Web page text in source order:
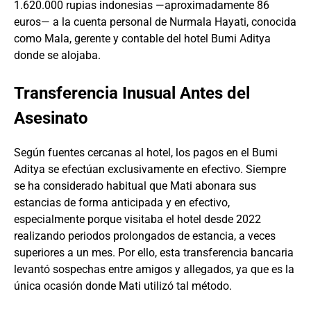
1.620.000 rupias indonesias —aproximadamente 86
euros— a la cuenta personal de Nurmala Hayati, conocida
como Mala, gerente y contable del hotel Bumi Aditya
donde se alojaba.
Transferencia Inusual Antes del
Asesinato
Según fuentes cercanas al hotel, los pagos en el Bumi
Aditya se efectúan exclusivamente en efectivo. Siempre
se ha considerado habitual que Mati abonara sus
estancias de forma anticipada y en efectivo,
especialmente porque visitaba el hotel desde 2022
realizando periodos prolongados de estancia, a veces
superiores a un mes. Por ello, esta transferencia bancaria
levantó sospechas entre amigos y allegados, ya que es la
única ocasión donde Mati utilizó tal método.